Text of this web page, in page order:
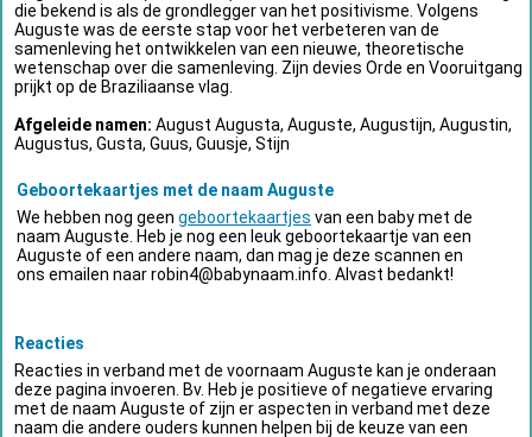
die bekend is als de grondlegger van het positivisme. Volgens
Auguste was de eerste stap voor het verbeteren van de
samenleving het ontwikkelen van een nieuwe, theoretische
wetenschap over die samenleving. Zijn devies Orde en Vooruitgang
prijkt op de Braziliaanse vlag.
Afgeleide namen: August Augusta, Auguste, Augustijn, Augustin,
Augustus, Gusta, Guus, Guusje, Stijn
Geboortekaartjes met de naam Auguste
We hebben nog geen geboortekaartjes van een baby met de
naam Auguste. Heb je nog een leuk geboortekaartje van een
Auguste of een andere naam, dan mag je deze scannen en
ons emailen naarrobin4@babynaam.info . Alvast bedankt!
Reacties
Reacties in verband met de voornaam Auguste kan je onderaan
deze pagina invoeren. Bv. Heb je positieve of negatieve ervaring
met de naam Auguste of zijn er aspecten in verband met deze
naam die andere ouders kunnen helpen bij de keuze van een